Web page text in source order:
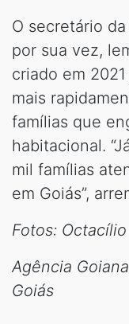
O secretário
por sua vez,
criado em
mais
famílias que
habitacional.
mil famílias
em Goiás”,
Fotos:
Agência
Goiás